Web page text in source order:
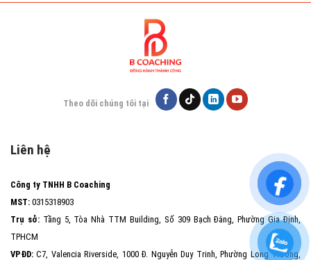
Theo dõi chúng tôi tại
Liên hệ
Công ty TNHH B Coaching
MST: 0315318903
Trụ sở:Tầng 5, Tòa Nhà TTM Building, Số 309 Bạch Đằng, Phường Gia Định,
TPHCM
VPĐD: C7, Valencia Riverside, 1000 Đ. Nguyễn Duy Trinh, Phường Long Trường,